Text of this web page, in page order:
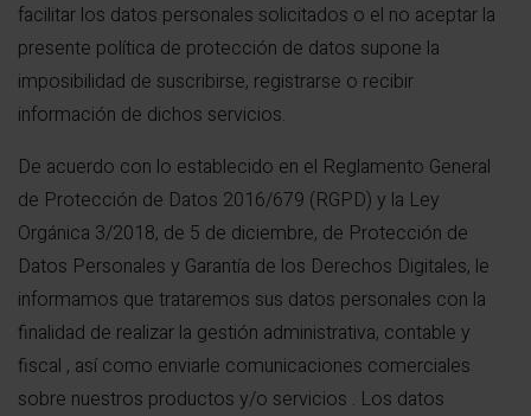
facilitar los datos personales solicitados o el no aceptar la
presente política de protección de datos supone la
imposibilidad de suscribirse, registrarse o recibir
información de dichos servicios.
De acuerdo con lo establecido en el Reglamento General
de Protección de Datos 2016/679 (RGPD) y la Ley
Orgánica 3/2018, de 5 de diciembre, de Protección de
Datos Personales y Garantía de los Derechos Digitales, le
informamos que trataremos sus datos personales con la
finalidad de realizar la gestión administrativa, contable y
fiscal , así como enviarle comunicaciones comerciales
sobre nuestros productos y/o servicios . Los datos